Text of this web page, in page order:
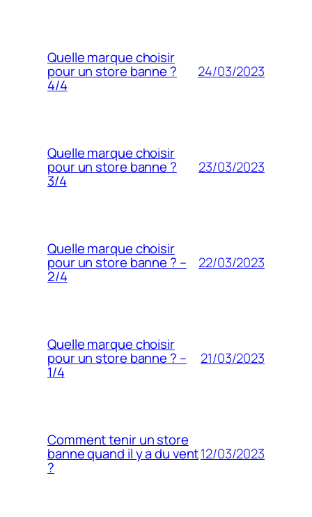
Quelle marque choisir
pour un store banne ?
4/4
24/03/2023
Quelle marque choisir
pour un store banne ?
3/4
23/03/2023
Quelle marque choisir
pour un store banne ? –
2/4
22/03/2023
Quelle marque choisir
pour un store banne ? –
1/4
21/03/2023
Comment tenir un store
banne quand il y a du vent
?
12/03/2023